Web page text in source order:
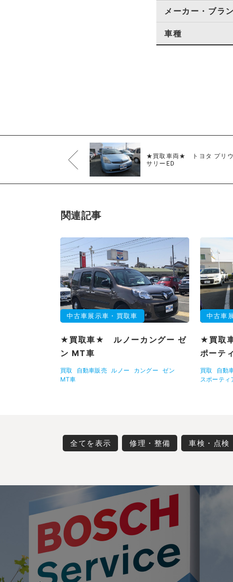
メーカー・ブラ
車種
★買取車両★ トヨタ プリウ
サリーED
関連記事
中古車展示車・買取車
★買取車★ ルノーカングー ゼ
ン MT車
買取 自動車販売 ルノー カングー
ゼン
MT車
中古車
★買取
ポーテ
買取 自動
スポーティ
全てを表示 修理・整備 車検・点検